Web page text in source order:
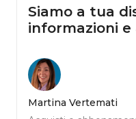
Siamo a tua
informazioni e
Martina Vertemati